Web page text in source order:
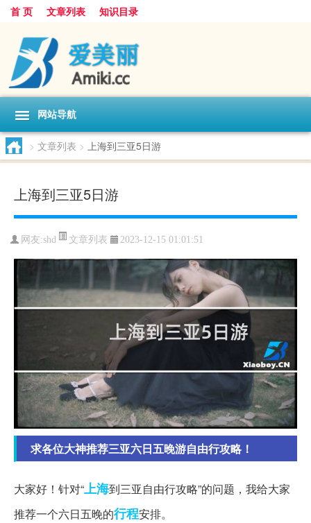
首 页 文章列表 知识目录
网站导航
> 文章列表 > 上海到三亚5日游
上海到三亚5日游
网友:shd 文章列表 2023-12-15 01:01:51
求各位大神推荐三亚六日五晚游自由行攻略！
大家好！针对“上海到三亚自由行攻略”的问题，我给大家
推荐一个六日五晚的行程安排。